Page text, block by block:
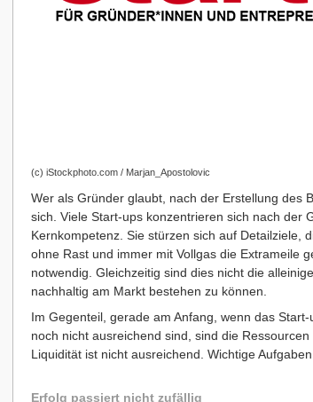
(c) iStockphoto.com / Marjan_Apostolovic
Wer als Gründer glaubt, nach der Erstellung des
sich. Viele Start-ups konzentrieren sich nach der
Kernkompetenz. Sie stürzen sich auf Detailziele,
ohne Rast und immer mit Vollgas die Extrameile
notwendig. Gleichzeitig sind dies nicht die
nachhaltig am Markt bestehen zu können.
Im Gegenteil, gerade am Anfang, wenn das
noch nicht ausreichend sind, sind die
Liquidität ist nicht ausreichend. Wichtige
Erfolg passiert nicht zufällig